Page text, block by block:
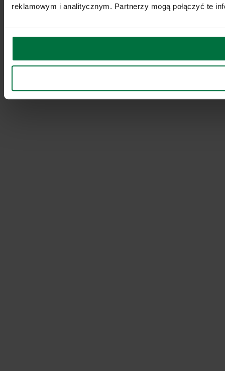
reklamowym i analitycznym. Partnerzy mogą połączyć te